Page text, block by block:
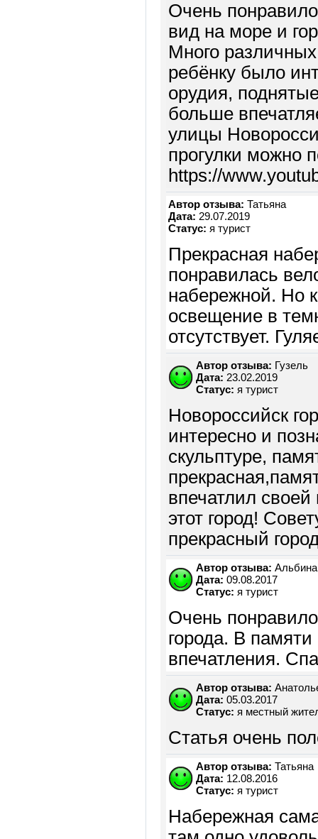
Очень
вид на море и
Много
ребёнку было
орудия,
больше
улицы
прогулки можно
https://
Автор отзыва: Татьяна
Дата: 29.07.2019
Статус: я турист
Прекрасная
понравилась
набережной. Но
освещение в
отсутствует.
Автор отзыва: Гузель
Дата: 23.02.2019
Статус: я турист
Новороссийск
интересно и
скульптуре,
впечатлил
этот город!
прекрасный
Автор отзыва: Альбина
Дата: 09.08.2017
Статус: я турист
Очень
города. В
впечатления.
Автор отзыва:
Дата: 05.03.2017
Статус: я местный
Статья очень
Автор отзыва: Татьяна
Дата: 12.08.2016
Статус: я турист
Набережная